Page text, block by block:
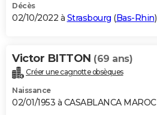
Décès
02/10/2022 à Strasbourg (Bas-Rhin)
Victor BITTON (69 ans)
Créer une cagnotte obsèques
Naissance
02/01/1953 à CASABLANCA MAROC